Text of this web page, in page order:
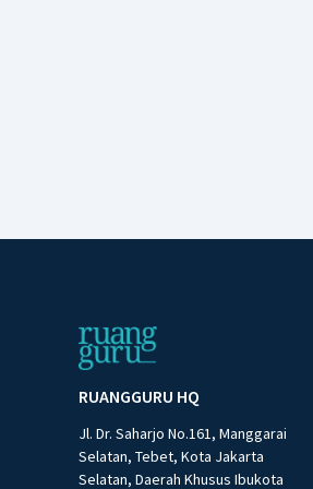
RUANGGURU HQ
Jl. Dr. Saharjo No.161, Manggarai
Selatan, Tebet, Kota Jakarta
Selatan, Daerah Khusus Ibukota